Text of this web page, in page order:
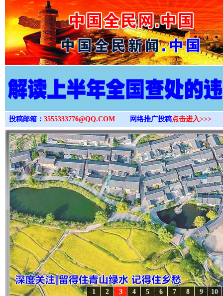
>
投稿邮箱： 3555333776@QQ.COM 网络推广投稿点击进入>>>
10
9
8
7
6
5
4
3
2
1